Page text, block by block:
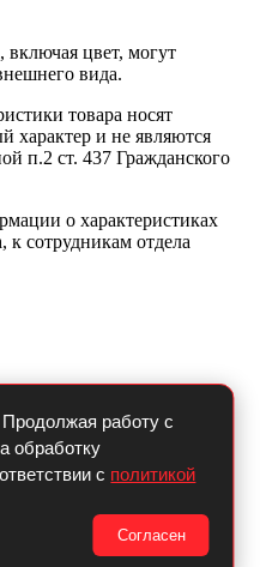
включая цвет, могут
вида.
товара носят
характер и не являются
п.2 ст. 437 Гражданского
о характеристиках
к сотрудникам отдела
работу с
обработку
с политикой
Согласен